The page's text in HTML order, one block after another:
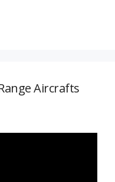
Aircrafts